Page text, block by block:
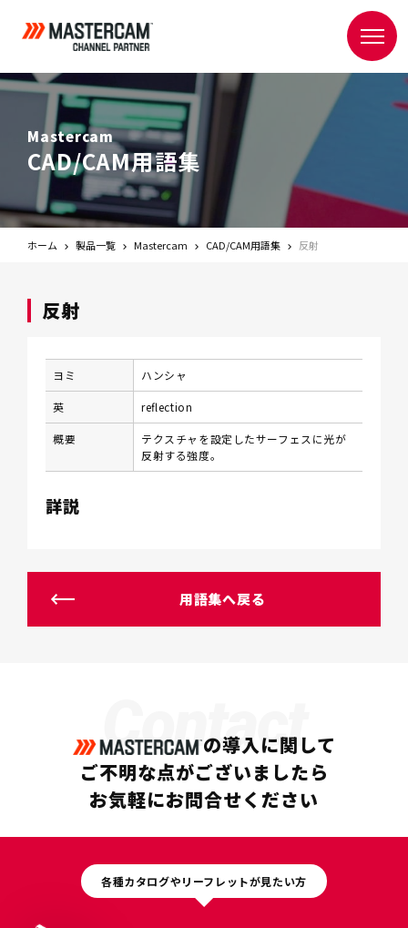
Mastercam
CAD/CAM用語集
ホーム 製品一覧 Mastercam CAD/CAM用語集 反射
反射
ヨミ ハンシャ
英 reflection
概要
テクスチャを設定したサーフェスに光が
反射する強度。
詳説
用語集へ戻る
Contact
の導入に関して
ご不明な点がございましたら
お気軽にお問合せください
各種カタログやリーフレットが見たい方